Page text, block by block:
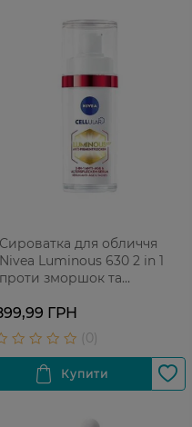
Сироватка для обличчя
Nivea Luminous 630 2 in 1
проти зморшок та
ГРН